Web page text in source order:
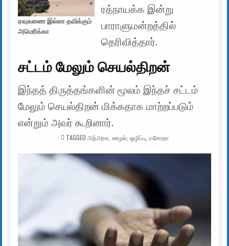
ஏவுகணை இல்லா தவிக்கும்
அமெரிக்கா
ரத்நாயக்க இன்று
பாராளுமன்றத்தில்
தெரிவித்தார்.
சட்டம் மேலும் செயல்திறன்
இந்தத் திருத்தங்களின் மூலம் இந்தச் சட்டம்
மேலும் செயல்திறன் மிக்கதாக மாற்றப்படும்
என்றும் அவர் கூறினார்.
TAGGED அந்அரசு ஊழல், ஒழிப்பு, மசோதா